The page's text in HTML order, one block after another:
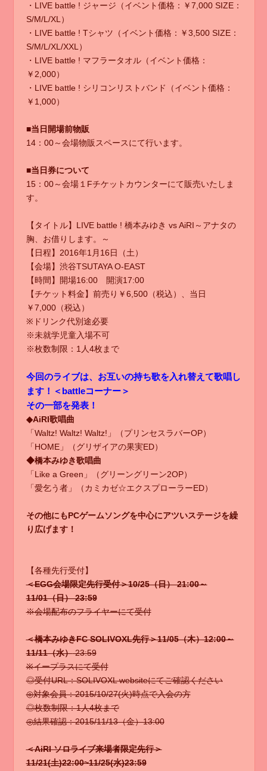
・LIVE battle ! ジャージ（イベント価格：￥7,000 SIZE：
S/M/L/XL）
・LIVE battle ! Tシャツ（イベント価格：￥3,500 SIZE：
S/M/L/XL/XXL）
・LIVE battle ! マフラータオル（イベント価格：
￥2,000）
・LIVE battle ! シリコンリストバンド（イベント価格：
￥1,000）
■当日開場前物販
14：00～会場物販スペースにて行います。
■当日券について
15：00～会場１Fチケットカウンターにて販売いたしま
す。
【タイトル】LIVE battle ! 橋本みゆき vs AiRI～アナタの
胸、お借りします。～
【日程】2016年1月16日（土）
【会場】渋谷TSUTAYA O-EAST
【時間】開場16:00 開演17:00
【チケット料金】前売り￥6,500（税込）、当日
￥7,000（税込）
※ドリンク代別途必要
※未就学児童入場不可
※枚数制限：1人4枚まで
今回のライブは、お互いの持ち歌を入れ替えて歌唱し
ます！＜battleコーナー＞
その一部を発表！
◆AiRI歌唱曲
「Waltz! Waltz! Waltz!」（プリンセスラバーOP）
「HOME」（グリザイアの果実ED）
◆橋本みゆき歌唱曲
「Like a Green」（グリーングリーン2OP）
「愛乞う者」（カミカゼ☆エクスプローラーED）
その他にもPCゲームソングを中心にアツいステージを繰
り広げます！
【各種先行受付】
＜EGG会場限定先行受付＞10/25（日） 21:00～
11/01（日） 23:59
※会場配布のフライヤーにて受付
＜橋本みゆきFC SOLIVOXL先行＞11/05（木）12:00～
11/11（水）23:59
※イープラスにて受付
◎受付URL：SOLIVOXL websiteにてご確認ください
◎対象会員：2015/10/27(火)時点で入会の方
◎枚数制限：1人4枚まで
◎結果確認：2015/11/13（金）13:00
＜AiRI ソロライブ来場者限定先行＞
11/21(土)22:00~11/25(水)23:59